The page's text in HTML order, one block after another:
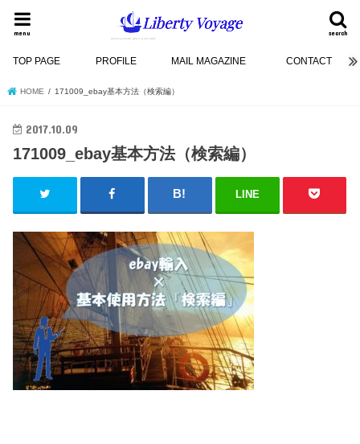
search
menu
TOP PAGE PROFILE MAIL MAGAZINE CONTACT
HOME 171009_ebay基本方法（検索編）
2017.10.09
171009_ebay基本方法（検索編）
LINE